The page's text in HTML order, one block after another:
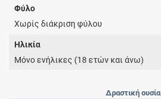
Φύλο
Χωρίς διάκριση φύλου
Ηλικία
Μόνο ενήλικες (18 ετών και άνω)
Δραστική ουσία